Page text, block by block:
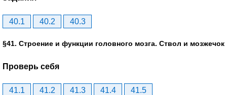
40.1 40.2 40.3
§41. Строение и функции головного мозга. Ствол и мозжечок
Проверь себя
41.1 41.2 41.3 41.4 41.5